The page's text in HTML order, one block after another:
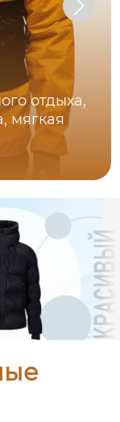
отдыха,
мягкая